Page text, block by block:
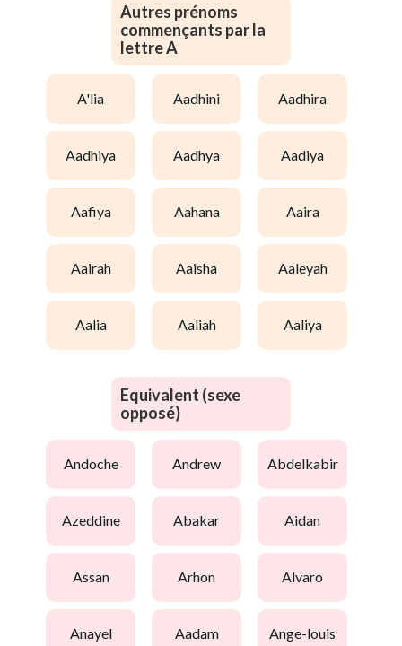
Autres prénoms
commençants par la
lettre A
a'lia aadhini aadhira
aadhiya aadhya aadiya
aafiya aahana aaira
aairah aaisha aaleyah
aalia aaliah aaliya
Equivalent (sexe
opposé)
andoche andrew abdelkabir
azeddine abakar aidan
assan arhon alvaro
anayel aadam ange-louis